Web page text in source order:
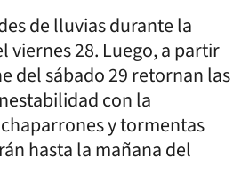
de lluvias durante la
viernes 28. Luego, a partir
del sábado 29 retornan las
con la
y tormentas
hasta la mañana del